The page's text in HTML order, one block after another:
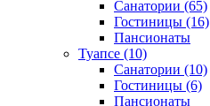
Санатории (65)
Гостиницы (16)
Пансионаты
Туапсе (10)
Санатории (10)
Гостиницы (6)
Пансионаты